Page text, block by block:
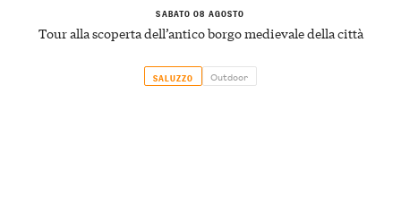
SABATO 08 AGOSTO
Tour alla scoperta dell’antico borgo medievale della città
SALUZZO Outdoor